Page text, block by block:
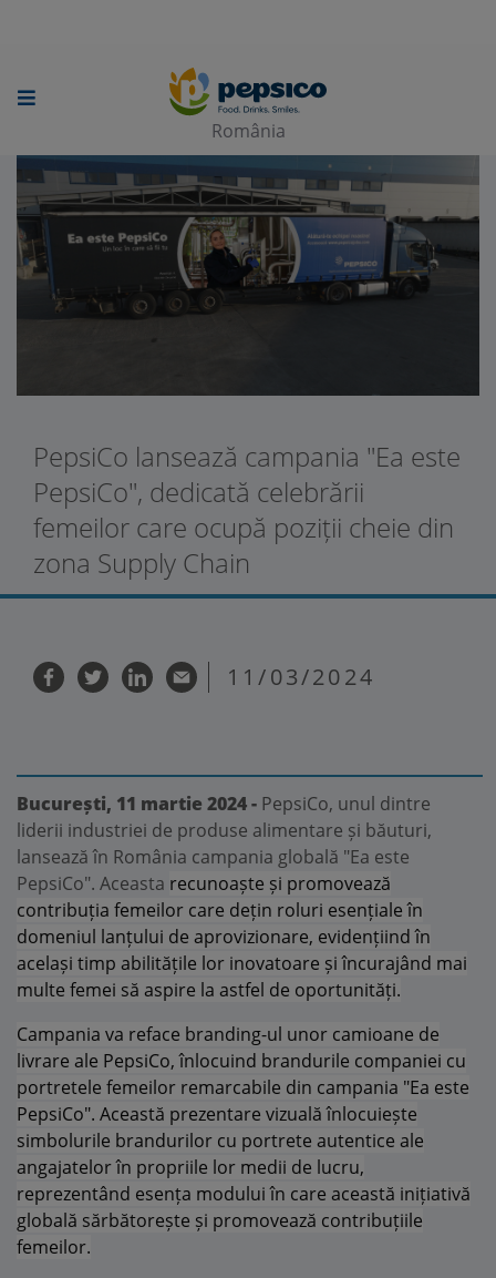
to
main
content
România
PepsiCo lansează campania "Ea este
PepsiCo", dedicată celebrării
femeilor care ocupă poziții cheie din
zona Supply Chain
11/03/2024
București, 11 martie 2024 - PepsiCo, unul dintre
liderii industriei de produse alimentare și băuturi,
lansează în România campania globală "Ea este
PepsiCo". Aceasta recunoaște și promovează
contribuția femeilor care dețin roluri esențiale în
domeniul lanțului de aprovizionare, evidențiind în
același timp abilitățile lor inovatoare și încurajând mai
multe femei să aspire la astfel de oportunități.
Campania va reface branding-ul unor camioane de
livrare ale PepsiCo, înlocuind brandurile companiei cu
portretele femeilor remarcabile din campania "Ea este
PepsiCo". Această prezentare vizuală înlocuiește
simbolurile brandurilor cu portrete autentice ale
angajatelor în propriile lor medii de lucru,
reprezentând esența modului în care această inițiativă
globală sărbătorește și promovează contribuțiile
femeilor.